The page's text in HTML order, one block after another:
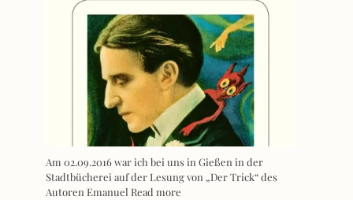
Am 02.09.2016 war ich bei uns in Gießen in der
Stadtbücherei auf der Lesung von „Der Trick“ des
Autoren EmanuelRead more